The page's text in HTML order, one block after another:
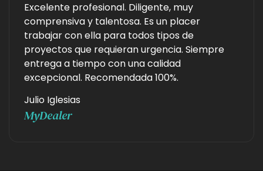
Excelente profesional. Diligente, muy
comprensiva y talentosa. Es un placer
trabajar con ella para todos tipos de
proyectos que requieran urgencia. Siempre
entrega a tiempo con una calidad
excepcional. Recomendada 100%.
Julio Iglesias
MyDealer